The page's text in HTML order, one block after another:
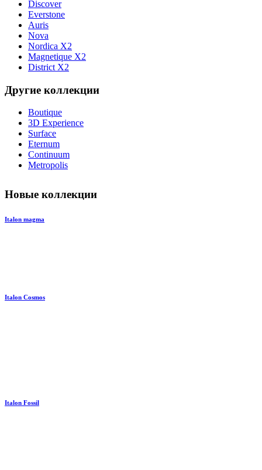
Discover
Everstone
Auris
Nova
Nordica X2
Magnetique X2
District X2
Другие коллекции
Boutique
3D Experience
Surface
Eternum
Continuum
Metropolis
Новые коллекции
Italon magma
Italon Cosmos
Italon Fossil